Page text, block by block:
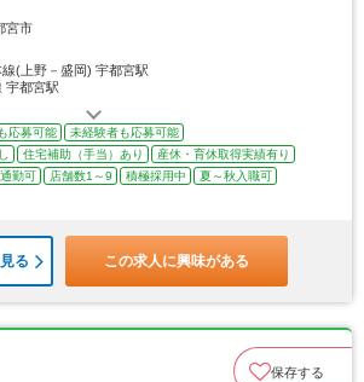
宮市
線(上野－盛岡) 宇都宮駅
宇都宮駅
応募可能
未経験者も応募可能
住宅補助（手当）あり
産休・育休取得実績有り
勤可 店舗数1～9 積極採用中
夏～秋入職可
る この求人に興味がある
保存する